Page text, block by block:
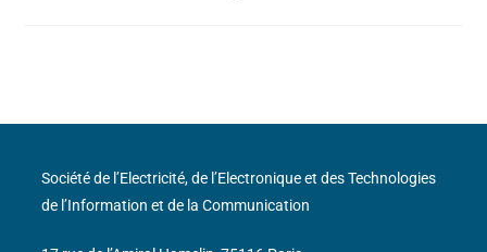
Société de l’Electricité, de l’Electronique et des Technologies
de l’Information et de la Communication